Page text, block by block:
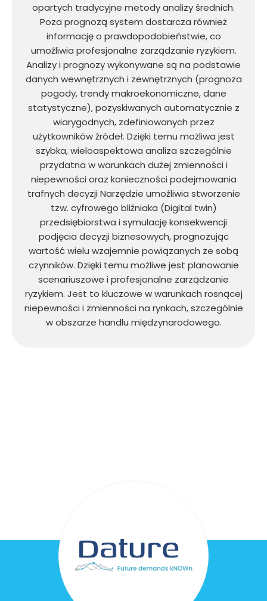
opartych tradycyjne metody analizy średnich.
Poza prognozą system dostarcza również
informację o prawdopodobieństwie, co
umożliwia profesjonalne zarządzanie ryzykiem.
Analizy i prognozy wykonywane są na podstawie
danych wewnętrznych i zewnętrznych (prognoza
pogody, trendy makroekonomiczne, dane
statystyczne), pozyskiwanych automatycznie z
wiarygodnych, zdefiniowanych przez
użytkowników źródeł. Dzięki temu możliwa jest
szybka, wieloaspektowa analiza szczególnie
przydatna w warunkach dużej zmienności i
niepewności oraz konieczności podejmowania
trafnych decyzji Narzędzie umożliwia stworzenie
tzw. cyfrowego bliźniaka (Digital twin)
przedsiębiorstwa i symulację konsekwencji
podjęcia decyzji biznesowych, prognozując
wartość wielu wzajemnie powiązanych ze sobą
czynników. Dzięki temu możliwe jest planowanie
scenariuszowe i profesjonalne zarządzanie
ryzykiem. Jest to kluczowe w warunkach rosnącej
niepewności i zmienności na rynkach, szczególnie
w obszarze handlu międzynarodowego.